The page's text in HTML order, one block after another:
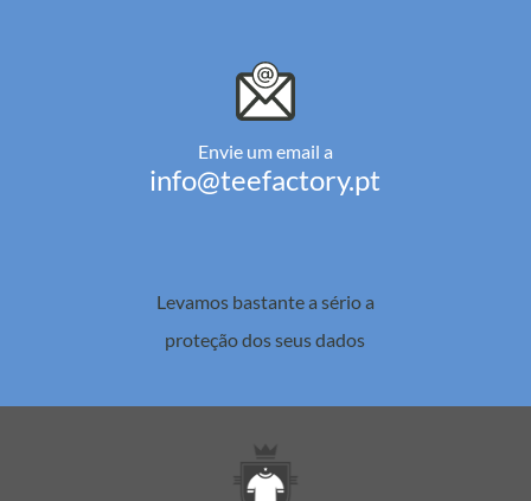
Envie um email a
info@teefactory.pt
Levamos bastante a sério a
proteção dos seus dados